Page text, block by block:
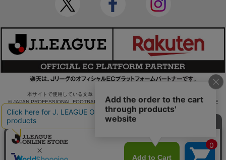
本サイトで使用している文章・画像等の無断での複製・転載を禁止します。
© JAPAN PROFESSIONAL FOOTBALL LEAGUE Rakuten Group, Inc. ALL RIGHTS RE
SERVED.